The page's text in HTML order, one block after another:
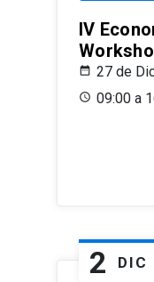
IV
27 de
09:00 a
2 DIC